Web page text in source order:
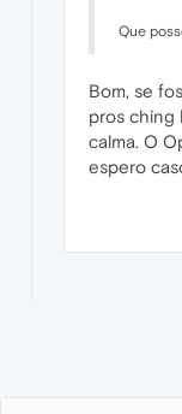
Que
Bom, se
pros ching
calma. O
espero